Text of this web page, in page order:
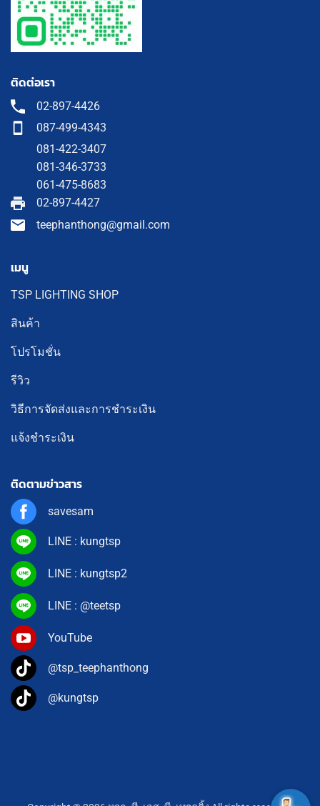
ติดต่อเรา
02-897-4426
087-499-4343
081-422-3407
081-346-3733
061-475-8683
02-897-4427
teephanthong@gmail.com
เมนู
TSP LIGHTING SHOP
สินค้า
โปรโมชั่น
รีวิว
วิธีการจัดส่งและการชำระเงิน
แจ้งชำระเงิน
ติดตามข่าวสาร
savesam
LINE : kungtsp
LINE : kungtsp2
LINE : @teetsp
YouTube
@tsp_teephanthong
@kungtsp